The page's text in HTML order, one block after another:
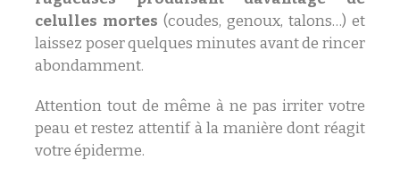
celulles mortes (coudes, genoux, talons…) et
laissez poser quelques minutes avant de rincer
abondamment.
Attention tout de même à ne pas irriter votre
peau et restez attentif à la manière dont réagit
votre épiderme.